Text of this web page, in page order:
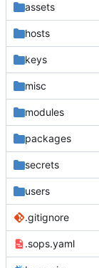
assets
hosts
keys
misc
modules
packages
secrets
users
.gitignore
.sops.yaml